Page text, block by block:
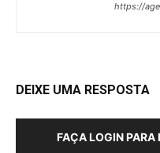
https://
DEIXE UMA RESPOSTA
FAÇA LOGIN